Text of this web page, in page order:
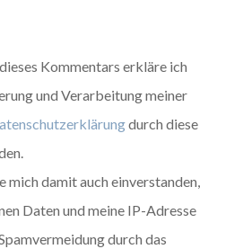
Kommentars erkläre ich
und Verarbeitung meiner
durch diese
mich damit auch einverstanden,
Daten und meine IP-Adresse
durch das